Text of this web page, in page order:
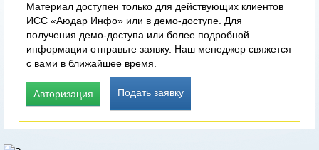
Материал доступен только для действующих клиентов
ИСС «Аюдар Инфо» или в демо-доступе. Для
получения демо-доступа или более подробной
информации отправьте заявку. Наш менеджер свяжется
с вами в ближайшее время.
Авторизация Подать заявку